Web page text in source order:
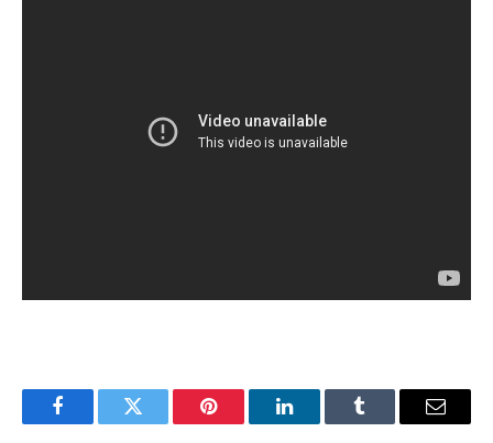
FacebookTwitter Pinterest LinkedInTumblr Email